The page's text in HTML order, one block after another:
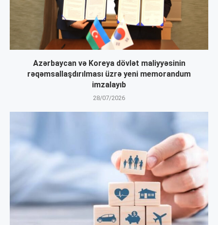
Azərbaycan və Koreya dövlət maliyyəsinin
rəqəmsallaşdırılması üzrə yeni memorandum
imzalayıb
28/07/2026